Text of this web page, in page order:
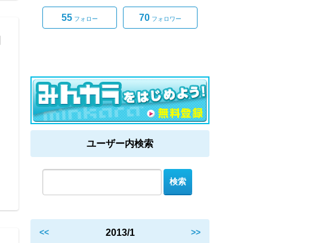
55 フォロー 70 フォロワー
ユーザー内検索
<< 2013/1 >>